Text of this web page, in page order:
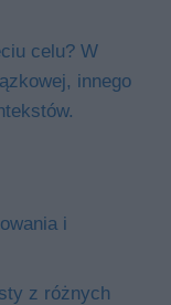
celu? W
innego
i
z różnych